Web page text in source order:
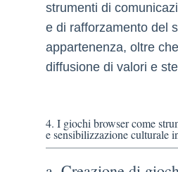
strumenti di
e di rafforzamento del
appartenenza, oltre
diffusione di valori e
4. I giochi browser come
e sensibilizzazione culturale